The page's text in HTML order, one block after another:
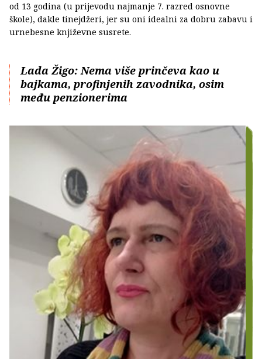
od 13 godina (u prijevodu najmanje 7. razred osnovne
škole), dakle tinejdžeri, jer su oni idealni za dobru zabavu i
urnebesne književne susrete.
Lada Žigo: Nema više prinčeva kao u
bajkama, profinjenih zavodnika, osim
među penzionerima